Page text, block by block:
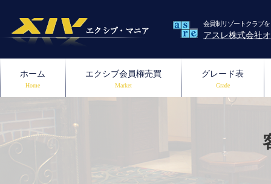
会員制リゾートクラブ
アスレ株式会社
ホーム
Home
エクシブ会員権売買
Market
グレード表
Grade